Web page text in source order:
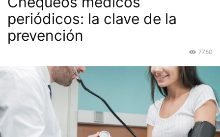
periódicos: la clave de la
prevención
7780